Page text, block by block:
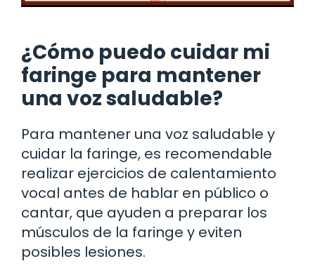
¿Cómo puedo cuidar mi
faringe para mantener
una voz saludable?
Para mantener una voz saludable y
cuidar la faringe, es recomendable
realizar ejercicios de calentamiento
vocal antes de hablar en público o
cantar, que ayuden a preparar los
músculos de la faringe y eviten
posibles lesiones.